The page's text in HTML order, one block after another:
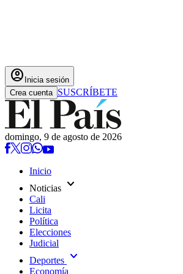
account_circle Inicia sesión
Crea cuenta SUSCRÍBETE
domingo, 9 de agosto de 2026
Inicio
Noticias expand_more
Cali
Licita
Política
Elecciones
Judicial
Deportes expand_more
Economía